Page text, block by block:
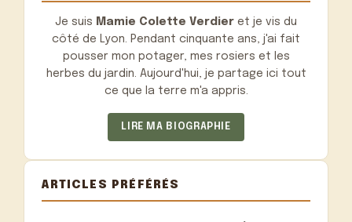
Je suis Mamie Colette Verdier et je vis du
côté de Lyon. Pendant cinquante ans, j'ai fait
pousser mon potager, mes rosiers et les
herbes du jardin. Aujourd'hui, je partage ici tout
ce que la terre m'a appris.
LIRE MA BIOGRAPHIE
ARTICLES PRÉFÉRÉS